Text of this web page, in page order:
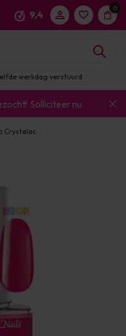
9,4
0
werkdag verstuurd
Solliciteer nu
Crystalac...